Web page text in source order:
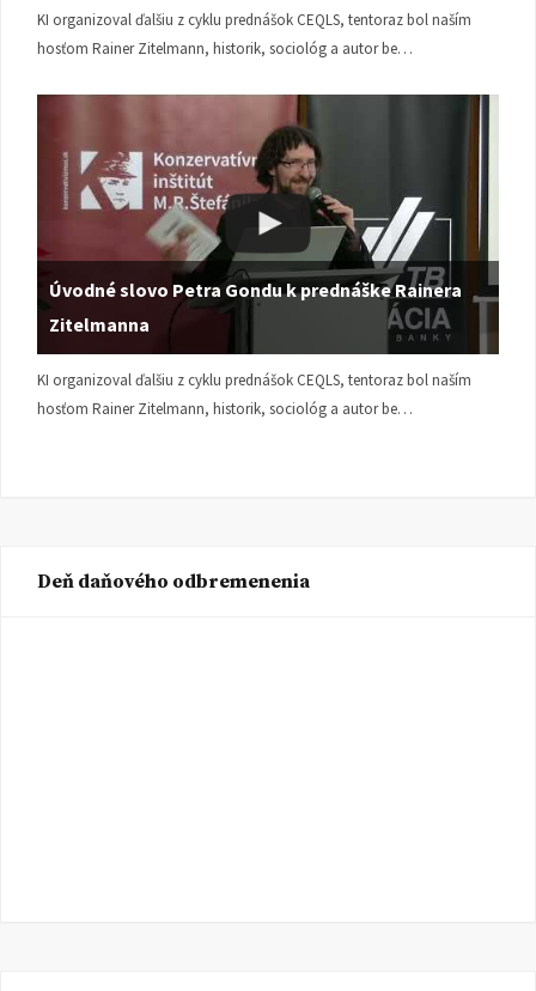
KI organizoval ďalšiu z cyklu prednášok CEQLS, tentoraz bol naším
hosťom Rainer Zitelmann, historik, sociológ a autor be…
Úvodné slovo Petra Gondu k prednáške Rainera
Zitelmanna
KI organizoval ďalšiu z cyklu prednášok CEQLS, tentoraz bol naším
hosťom Rainer Zitelmann, historik, sociológ a autor be…
Deň daňového odbremenenia